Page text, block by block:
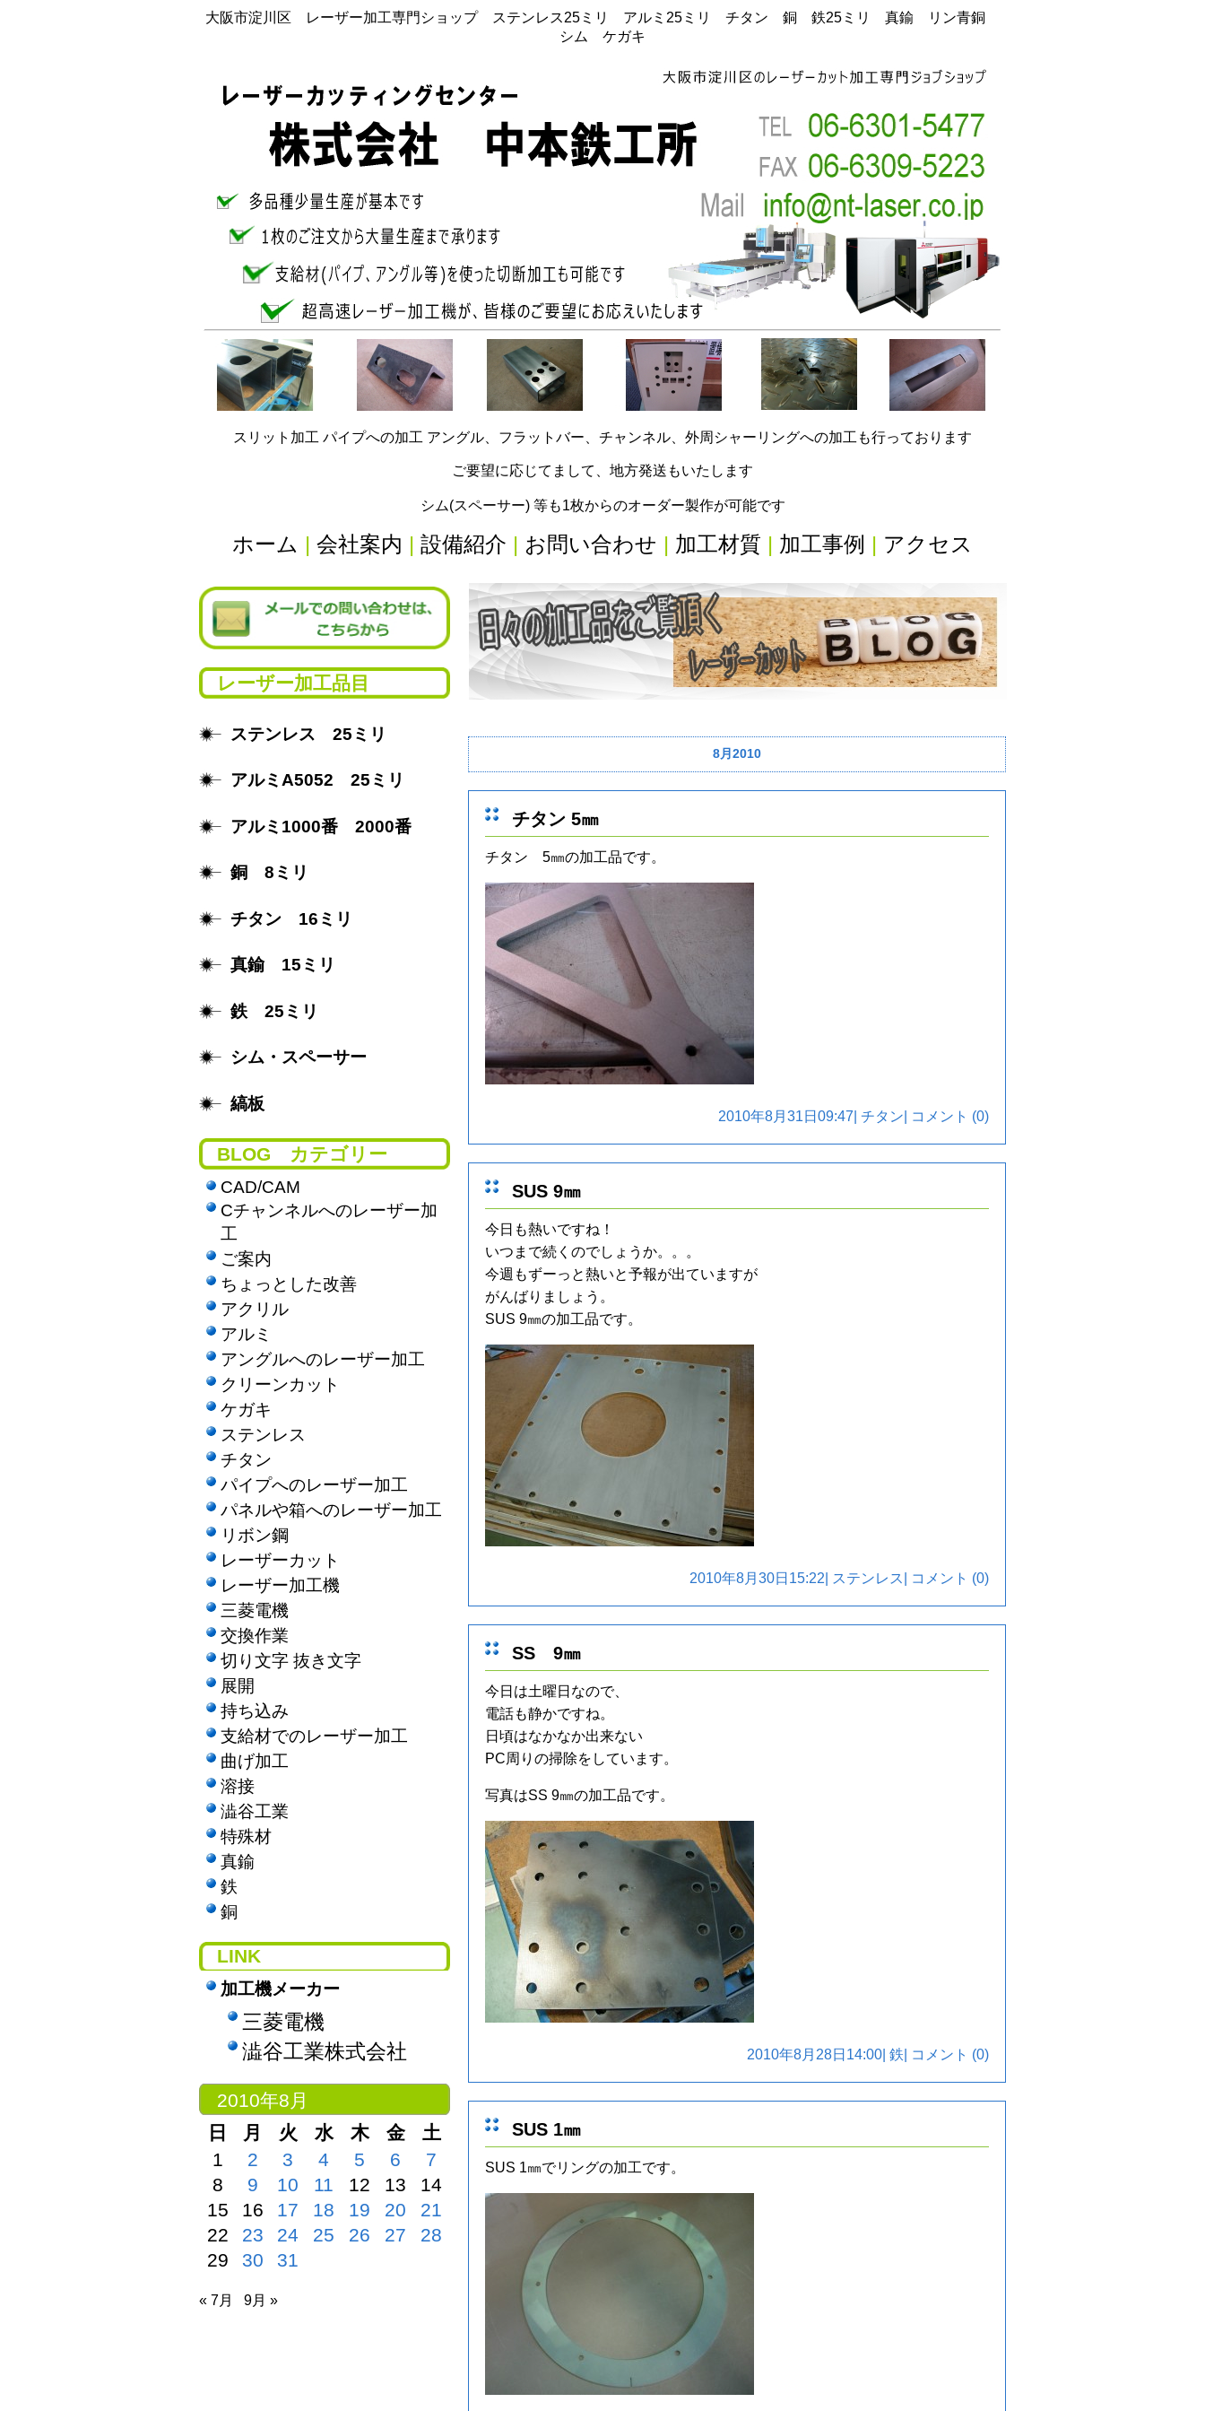
大阪市淀川区 レーザー加工専門ショップ ステンレス25ミリ アルミ25ミリ チタン 銅 鉄25ミリ 真鍮 リン青銅
シム ケガキ
スリット加工 パイプへの加工 アングル、フラットバー、チャンネル、外周シャーリングへの加工も行っております
ご要望に応じてまして、地方発送もいたします
シム(スペーサー) 等も1枚からのオーダー製作が可能です
ホーム | 会社案内 | 設備紹介 | お問い合わせ | 加工材質 | 加工事例 | アクセス
8月2010
チタン 5㎜
チタン 5㎜の加工品です。
2010年8月31日09:47| チタン コメント (0)
SUS 9㎜
今日も熱いですね！
いつまで続くのでしょうか。。。
今週もずーっと熱いと予報が出ていますが
がんばりましょう。
SUS 9㎜の加工品です。
2010年8月30日15:22| ステンレス コメント (0)
SS 9㎜
今日は土曜日なので、
電話も静かですね。
日頃はなかなか出来ない
PC周りの掃除をしています。
写真はSS 9㎜の加工品です。
2010年8月28日14:00| 鉄 コメント (0)
SUS 1㎜
SUS 1㎜でリングの加工です。
レーザー加工品目
ステンレス 25ミリ
アルミA5052 25ミリ
アルミ1000番 2000番
銅 8ミリ
チタン 16ミリ
真鍮 15ミリ
鉄 25ミリ
シム・スペーサー
縞板
BLOG カテゴリー
CAD/CAM
Cチャンネルへのレーザー加
工
ご案内
ちょっとした改善
アクリル
アルミ
アングルへのレーザー加工
クリーンカット
ケガキ
ステンレス
チタン
パイプへのレーザー加工
パネルや箱へのレーザー加工
リボン鋼
レーザーカット
レーザー加工機
三菱電機
交換作業
切り文字 抜き文字
展開
持ち込み
支給材でのレーザー加工
曲げ加工
溶接
澁谷工業
特殊材
真鍮
鉄
銅
LINK
加工機メーカー
三菱電機
澁谷工業株式会社
2010年8月
日
月 火 水 木 金
土
1
2 3 4 5 6
7
8
9 10 11 12 13
14
15
16 17 18 19 20
21
22
23 24 25 26 27
28
29
30 31
« 7月 9月 »